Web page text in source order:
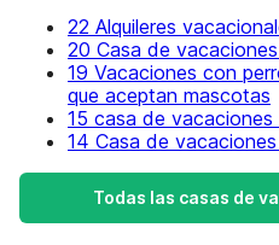
22 Alquileres
20 Casa de
19 Vacaciones con
que aceptan mascotas
15 casa de
14 Casa de
Todas las casas de